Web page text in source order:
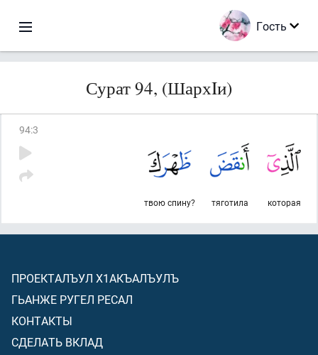
Гость
Сурат 94, (ШархIи)
94:3
которая
тяготила
твою спину?
ПРОЕКТАЛЪУЛ Х1АКЪАЛЪУЛЪ
ГЬАНЖЕ РУГЕЛ РЕСАЛ
КОНТАКТЫ
СДЕЛАТЬ ВКЛАД